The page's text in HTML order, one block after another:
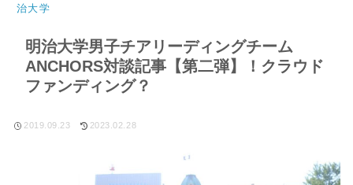
治大学
明治大学男子チアリーディングチーム
ANCHORS対談記事【第二弾】！クラウド
ファンディング？
2019.09.23 2023.02.28